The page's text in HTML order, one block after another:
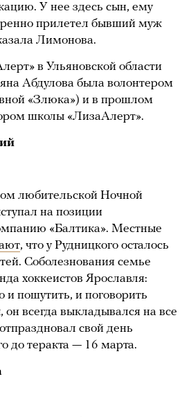
У нее здесь сын, ему
прилетел бывший муж
Лимонова.
в Ульяновской области
Абдулова была волонтером
«Злюка») и в прошлом
школы «ЛизаАлерт».
любительской Ночной
на позиции
«Балтика». Местные
, что у Рудницкого осталось
Соболезнования семье
хоккеистов Ярославля:
пошутить, и поговорить
всегда выкладывался на все
свой день
до теракта — 16 марта.